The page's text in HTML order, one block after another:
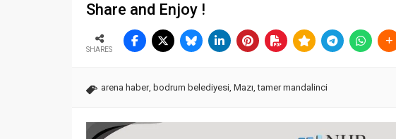
Share and Enjoy !
SHARES
arena haber, bodrum belediyesi Mazı ,tamer mandalinci